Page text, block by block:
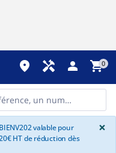
place handyman person shopping_cart0
valable pour
HT de réduction dès
×